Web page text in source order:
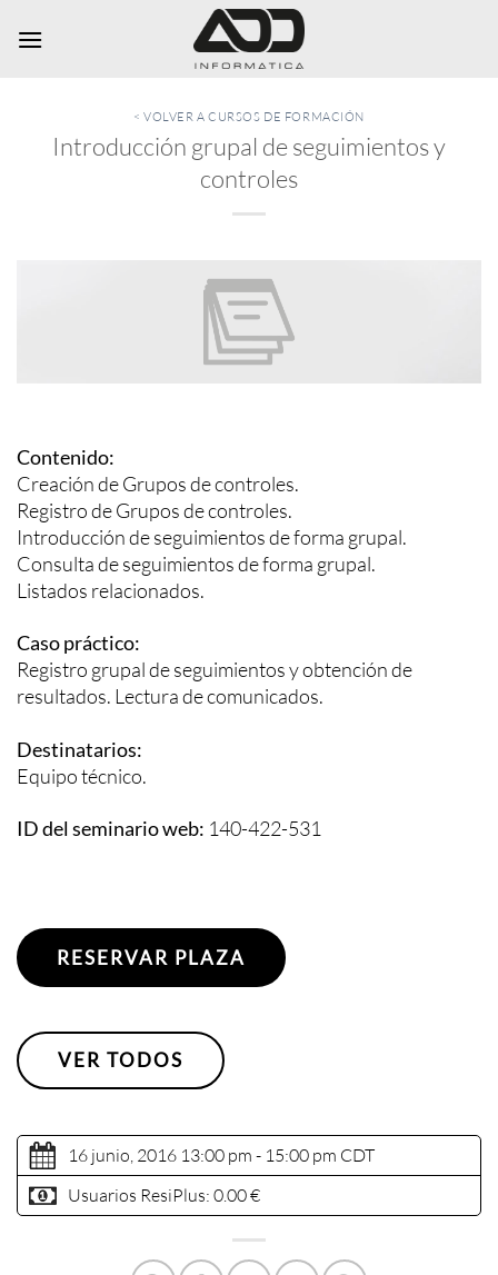
< VOLVER A CURSOS DE FORMACIÓN
Introducción grupal de seguimientos y
controles
Contenido:
Creación de Grupos de controles.
Registro de Grupos de controles.
Introducción de seguimientos de forma grupal.
Consulta de seguimientos de forma grupal.
Listados relacionados.
Caso práctico:
Registro grupal de seguimientos y obtención de
resultados. Lectura de comunicados.
Destinatarios:
Equipo técnico.
ID del seminario web: 140-422-531
RESERVAR PLAZA
VER TODOS
16 junio, 2016 13:00 pm - 15:00 pm CDT
Usuarios ResiPlus: 0.00 €